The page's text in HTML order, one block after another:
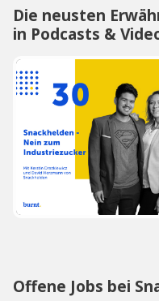
Die neusten
in Podcasts &
Offene Jobs bei